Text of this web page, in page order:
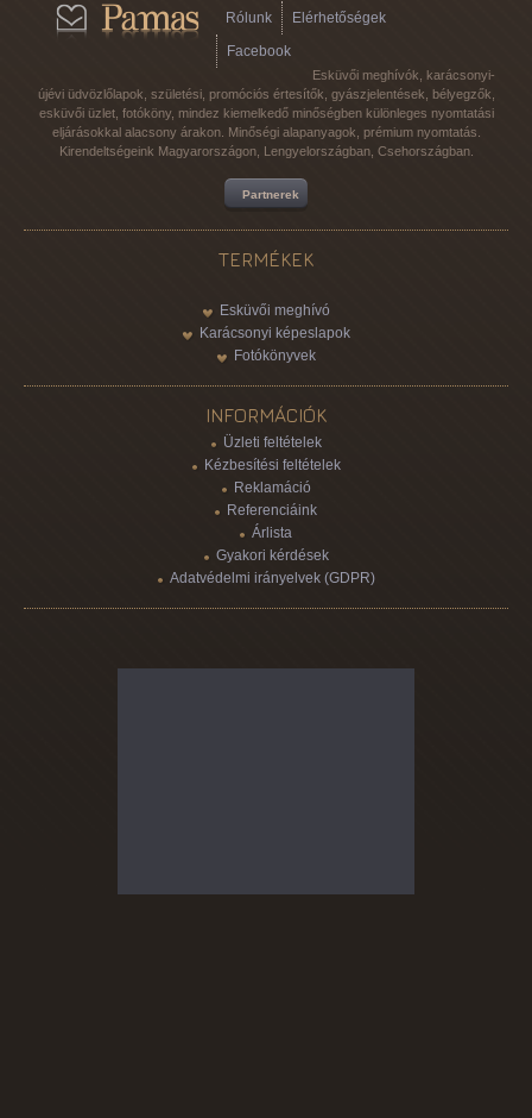
Rólunk
Elérhetőségek
Facebook
Esküvői meghívók, karácsonyi-
újévi üdvözlőlapok, születési, promóciós értesítők, gyászjelentések, bélyegzők,
esküvői üzlet, fotóköny, mindez kiemelkedő minőségben különleges nyomtatási
eljárásokkal alacsony árakon. Minőségi alapanyagok, prémium nyomtatás.
Kirendeltségeink Magyarországon, Lengyelországban, Csehországban.
Partnerek
TERMÉKEK
Esküvői meghívó
Karácsonyi képeslapok
Fotókönyvek
INFORMÁCIÓK
Üzleti feltételek
Kézbesítési feltételek
Reklamáció
Referenciáink
Árlista
Gyakori kérdések
Adatvédelmi irányelvek (GDPR)